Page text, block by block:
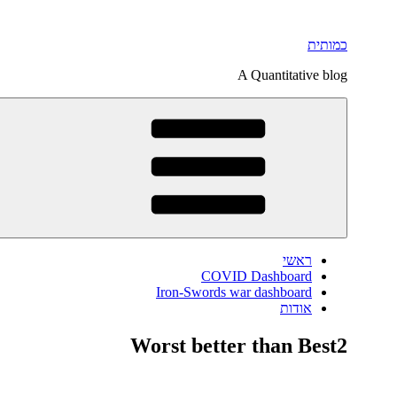
כמותית
A Quantitative blog
ראשי
COVID Dashboard
Iron-Swords war dashboard
אודות
Worst better than Best2